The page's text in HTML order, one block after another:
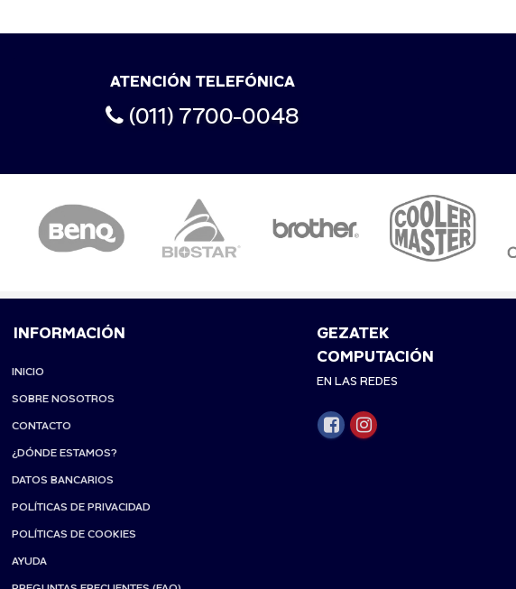
ATENCIÓN TELEFÓNICA
(011) 7700-0048
INFORMACIÓN
INICIO
SOBRE NOSOTROS
CONTACTO
¿DÓNDE ESTAMOS?
DATOS BANCARIOS
POLÍTICAS DE PRIVACIDAD
POLÍTICAS DE COOKIES
AYUDA
GEZATEK
COMPUTACIÓN
EN LAS REDES